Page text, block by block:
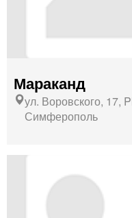
Мараканд
ул. Воровского, 17,
Симферополь